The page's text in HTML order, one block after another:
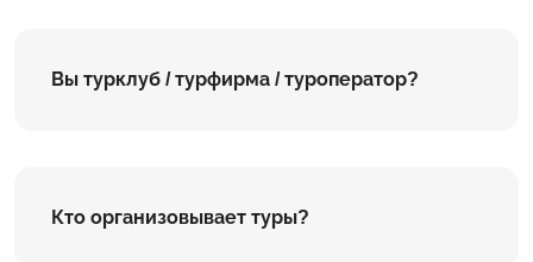
Вы турклуб / турфирма / туроператор?
Кто организовывает туры?